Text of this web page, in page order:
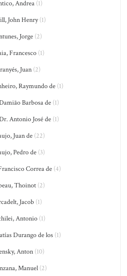
Andrea(1)
John Henry(1)
Jorge(2)
Francesco (1)
Juan (2)
Raymundo de (1)
Barbosa de(1)
Antonio José de(1)
Juan de(22)
Pedro de(3)
Correa de(4)
Thoinot(2)
Jacob (1)
Antonio(1)
Durango de los (1)
Anton(10)
Manuel(2)